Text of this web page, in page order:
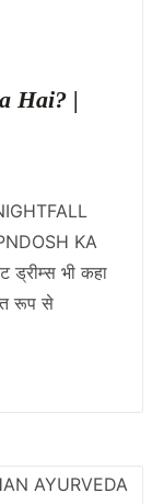
Hai? |
KA
ड्रीम्स भी कहा
रूप से